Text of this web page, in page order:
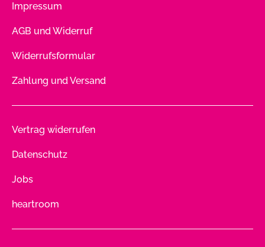
Impressum
AGB und Widerruf
Widerrufsformular
Zahlung und Versand
Vertrag widerrufen
Datenschutz
Jobs
heartroom